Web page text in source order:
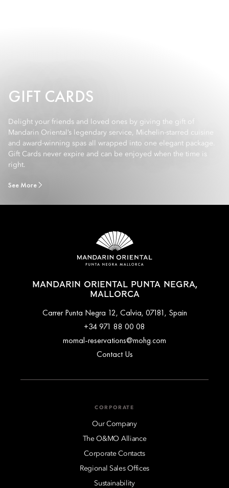
GIFT CARDS
Delight your friends and loved ones by giving the gift of
Mandarin Oriental’s legendary service, Michelin-starred cuisine
and award-winning spas all wrapped into one elegant package.
Gift Cards never expire and can be enjoyed when the time is
right.
See More
MANDARIN ORIENTAL PUNTA NEGRA,
MALLORCA
Carrer Punta Negra 12, Calvia, 07181, Spain
+34 971 88 00 08
momal-reservations@mohg.com
Contact Us
CORPORATE
Our Company
The O&MO Alliance
Corporate Contacts
Regional Sales Offices
Sustainability